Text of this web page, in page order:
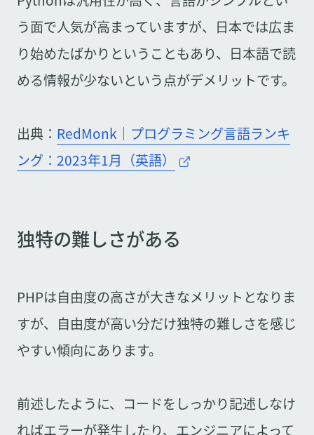
う面で人気が高まっていますが、日本では広ま
り始めたばかりということもあり、日本語で読
める情報が少ないという点がデメリットです。
出典： RedMonk｜プログラミング言語ランキ
ング：2023年1月（英語）
独特の難しさがある
PHPは自由度の高さが大きなメリットとなりま
すが、自由度が高い分だけ独特の難しさを感じ
やすい傾向にあります。
前述したように、コードをしっかり記述しなけ
ればエラーが発生したり、エンジニアによって